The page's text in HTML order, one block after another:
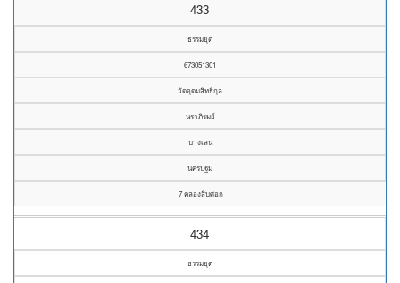
433
ธรรมยุต
673051301
วัดอุดมสิทธิกุล
นราภิรมย์
บางเลน
นครปฐม
7 คลองสิบศอก
434
ธรรมยุต